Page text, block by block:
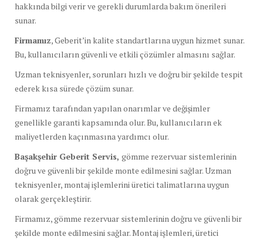
hakkında bilgi verir ve gerekli durumlarda bakım önerileri
sunar.
Firmamız, Geberit’in kalite standartlarına uygun hizmet sunar.
Bu, kullanıcıların güvenli ve etkili çözümler almasını sağlar.
Uzman teknisyenler, sorunları hızlı ve doğru bir şekilde tespit
ederek kısa sürede çözüm sunar.
Firmamız tarafından yapılan onarımlar ve değişimler
genellikle garanti kapsamında olur. Bu, kullanıcıların ek
maliyetlerden kaçınmasına yardımcı olur.
Başakşehir Geberit Servis, gömme rezervuar sistemlerinin
doğru ve güvenli bir şekilde monte edilmesini sağlar. Uzman
teknisyenler, montaj işlemlerini üretici talimatlarına uygun
olarak gerçekleştirir.
Firmamız, gömme rezervuar sistemlerinin doğru ve güvenli bir
şekilde monte edilmesini sağlar. Montaj işlemleri, üretici